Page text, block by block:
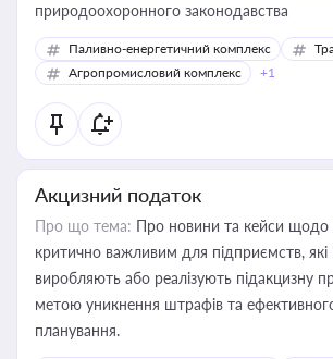
природоохоронного законодавства
Паливно-енергетичний комплекс
Агропромисловий комплекс
+1
Акцизний податок
Про що тема: Про новини та кейси щодо
критично важливим для підприємств, які
виробляють або реалізують підакцизну
метою уникнення штрафів та
планування.